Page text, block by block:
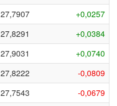
27,7907
+0,0257
27,8291
+0,0384
27,9031
+0,0740
27,8222
-0,0809
27,7543
-0,0679